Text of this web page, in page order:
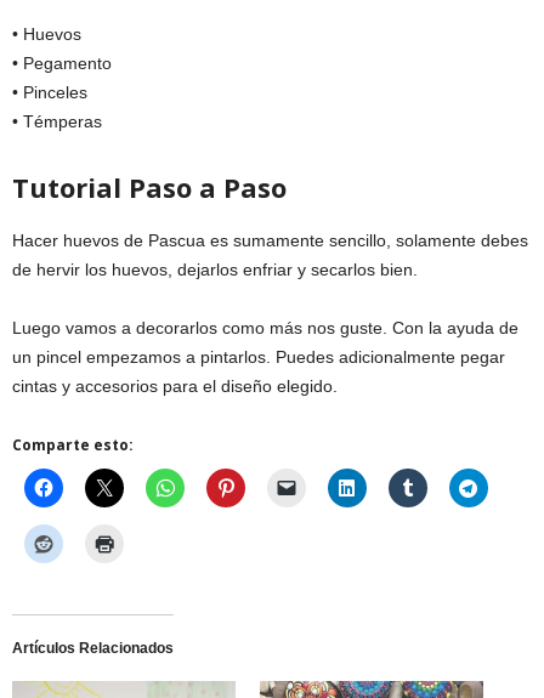
• Huevos
• Pegamento
• Pinceles
• Témperas
Tutorial Paso a Paso
Hacer huevos de Pascua es sumamente sencillo, solamente debes
de hervir los huevos, dejarlos enfriar y secarlos bien.
Luego vamos a decorarlos como más nos guste. Con la ayuda de
un pincel empezamos a pintarlos. Puedes adicionalmente pegar
cintas y accesorios para el diseño elegido.
Comparte esto:
Artículos Relacionados